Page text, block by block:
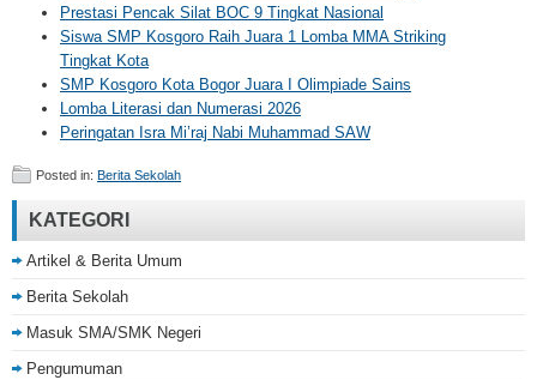
Prestasi Pencak Silat BOC 9 Tingkat Nasional
Siswa SMP Kosgoro Raih Juara 1 Lomba MMA Striking
Tingkat Kota
SMP Kosgoro Kota Bogor Juara I Olimpiade Sains
Lomba Literasi dan Numerasi 2026
Peringatan Isra Mi’raj Nabi Muhammad SAW
Posted in: Berita Sekolah
KATEGORI
Artikel & Berita Umum
Berita Sekolah
Masuk SMA/SMK Negeri
Pengumuman